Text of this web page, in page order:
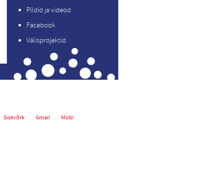
Pildid ja videod
Facebook
Välisprojektid
Sisevõrk Gmail Mobi